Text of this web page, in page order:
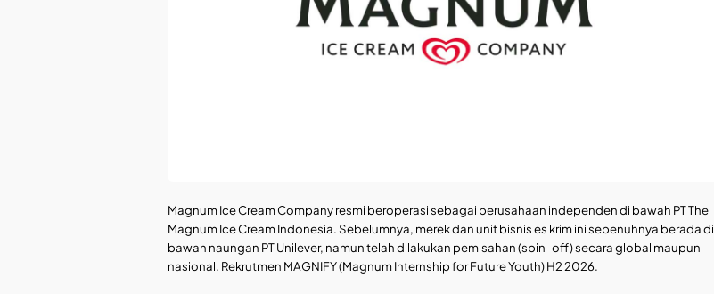
Magnum Ice Cream Company resmi beroperasi sebagai perusahaan independen di bawah PT The
Magnum Ice Cream Indonesia. Sebelumnya, merek dan unit bisnis es krim ini sepenuhnya berada di
bawah naungan PT Unilever, namun telah dilakukan pemisahan (spin-off) secara global maupun
nasional. Rekrutmen MAGNIFY (Magnum Internship for Future Youth) H2 2026.